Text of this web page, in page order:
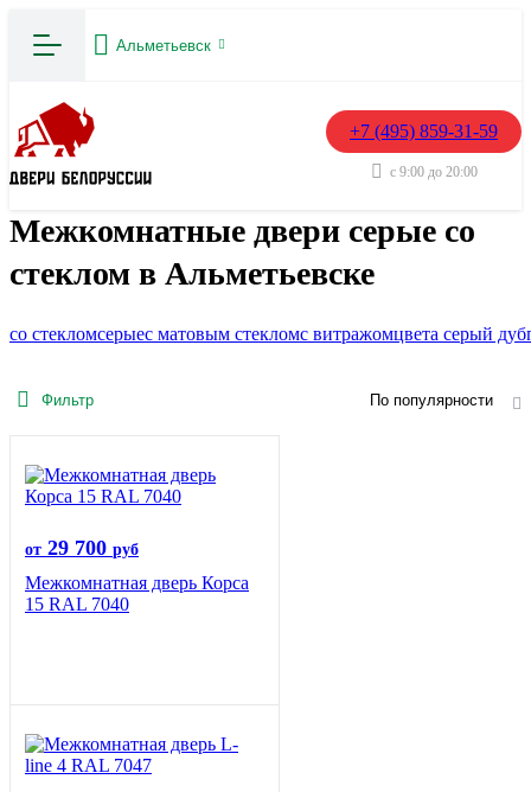
Альметьевск
+7 (495) 859-31-59
с 9:00 до 20:00
Межкомнатные двери серые со
стеклом в Альметьевске
со стекломсерыес матовым стекломс витражомцвета серый дуб
Фильтр По популярности
от 29 700 руб
Межкомнатная дверь Корса
15 RAL 7040